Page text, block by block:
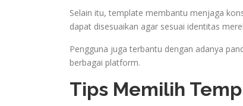
Selain itu, template membantu menjaga
dapat disesuaikan agar sesuai identitas
Pengguna juga terbantu dengan adanya
berbagai platform.
Tips Memilih